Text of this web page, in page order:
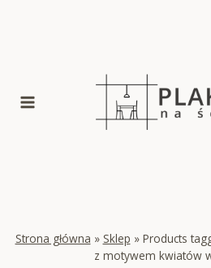
Strona główna » Sklep » Products
z motywem kwiatów